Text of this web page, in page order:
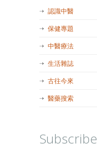
認識中醫
保健專題
中醫療法
生活雜誌
古往今來
醫藥搜索
Subscribe